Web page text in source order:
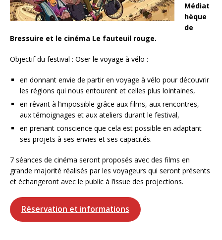
Médiat
hèque
de
Bressuire et le cinéma Le fauteuil rouge.
Objectif du festival : Oser le voyage à vélo :
en donnant envie de partir en voyage à vélo pour découvrir
les régions qui nous entourent et celles plus lointaines,
en rêvant à l’impossible grâce aux films, aux rencontres,
aux témoignages et aux ateliers durant le festival,
en prenant conscience que cela est possible en adaptant
ses projets à ses envies et ses capacités.
7 séances de cinéma seront proposés avec des films en
grande majorité réalisés par les voyageurs qui seront présents
et échangeront avec le public à l’issue des projections.
Réservation et informations